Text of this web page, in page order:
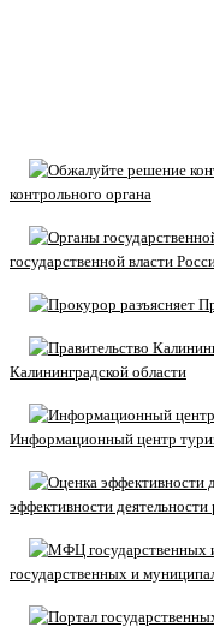
контрольного органа
государственной власти
Калининградской области
Информационный центр
эффективности деятельности
государственных и